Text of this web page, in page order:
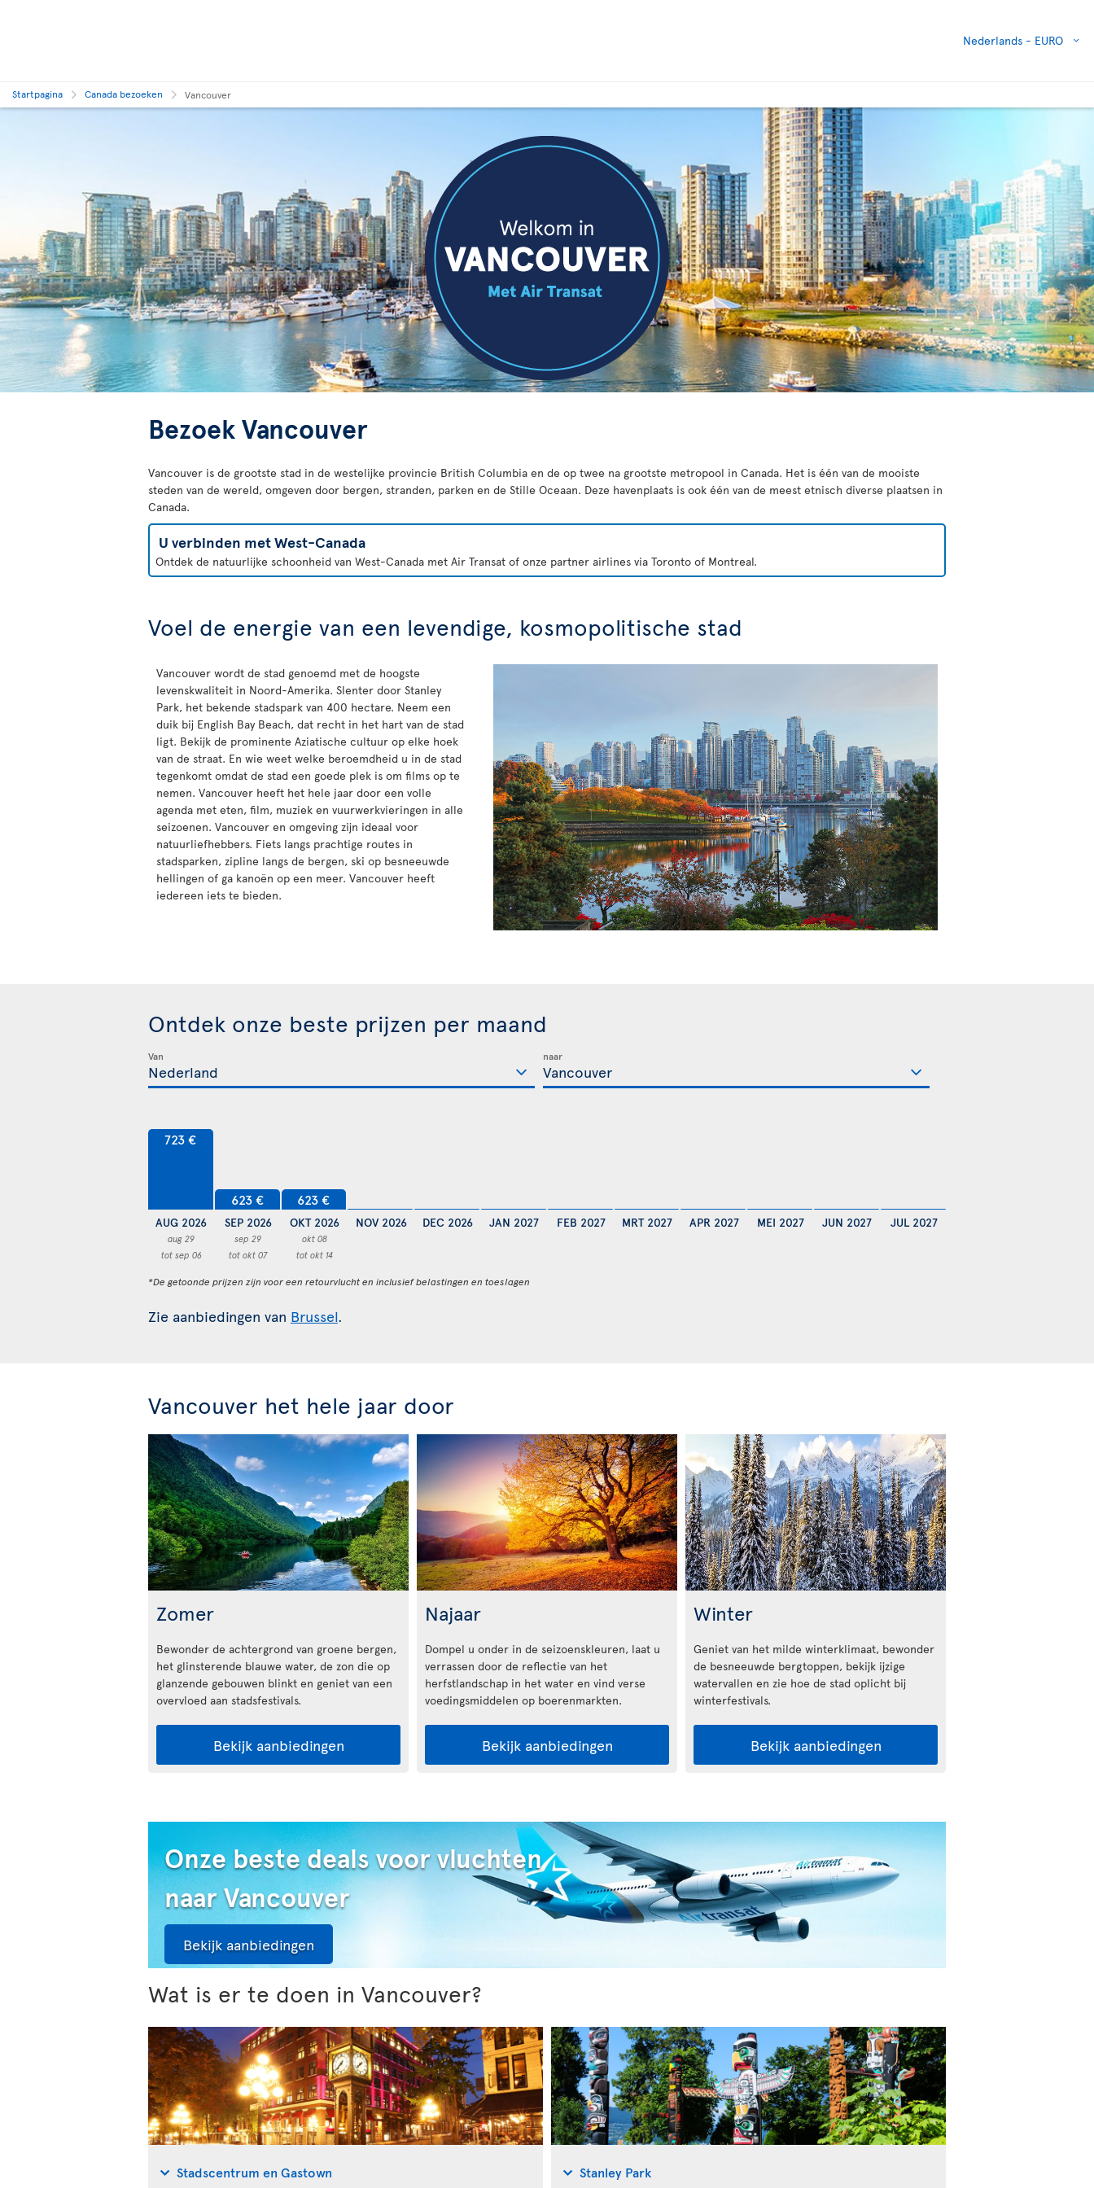
Nederlands - EURO
Startpagina Canada bezoeken Vancouver
Bezoek Vancouver
Vancouver is de grootste stad in de westelijke provincie British Columbia en de op twee na grootste metropool in Canada. Het is één van de mooiste
steden van de wereld, omgeven door bergen, stranden, parken en de Stille Oceaan. Deze havenplaats is ook één van de meest etnisch diverse plaatsen in
Canada.
U verbinden met West-Canada
Ontdek de natuurlijke schoonheid van West-Canada met Air Transat of onze partner airlines via Toronto of Montreal.
Voel de energie van een levendige, kosmopolitische stad
Vancouver wordt de stad genoemd met de hoogste
levenskwaliteit in Noord-Amerika. Slenter door Stanley
Park, het bekende stadspark van 400 hectare. Neem een
duik bij English Bay Beach, dat recht in het hart van de stad
ligt. Bekijk de prominente Aziatische cultuur op elke hoek
van de straat. En wie weet welke beroemdheid u in de stad
tegenkomt omdat de stad een goede plek is om films op te
nemen. Vancouver heeft het hele jaar door een volle
agenda met eten, film, muziek en vuurwerkvieringen in alle
seizoenen. Vancouver en omgeving zijn ideaal voor
natuurliefhebbers. Fiets langs prachtige routes in
stadsparken, zipline langs de bergen, ski op besneeuwde
hellingen of ga kanoën op een meer. Vancouver heeft
iedereen iets te bieden.
Ontdek onze beste prijzen per maand
Van naar
723 €
AUG 2026
aug 29
tot sep 06
623 €
SEP 2026
sep 29
tot okt 07
623 €
OKT 2026
okt 08
tot okt 14
NOV 2026 DEC 2026 JAN 2027 FEB 2027 MRT 2027 APR 2027 MEI 2027 JUN 2027 JUL 2027
*De getoonde prijzen zijn voor een retourvlucht en inclusief belastingen en toeslagen
Zie aanbiedingen van Brussel.
Vancouver het hele jaar door
Zomer
Bewonder de achtergrond van groene bergen,
het glinsterende blauwe water, de zon die op
glanzende gebouwen blinkt en geniet van een
overvloed aan stadsfestivals.
Bekijk aanbiedingen
Najaar
Dompel u onder in de seizoenskleuren, laat u
verrassen door de reflectie van het
herfstlandschap in het water en vind verse
voedingsmiddelen op boerenmarkten.
Bekijk aanbiedingen
Winter
Geniet van het milde winterklimaat, bewonder
de besneeuwde bergtoppen, bekijk ijzige
watervallen en zie hoe de stad oplicht bij
winterfestivals.
Bekijk aanbiedingen
Onze beste deals voor vluchten
naar Vancouver
Bekijk aanbiedingen
Wat is er te doen in Vancouver?
Stadscentrum en Gastown Stanley Park